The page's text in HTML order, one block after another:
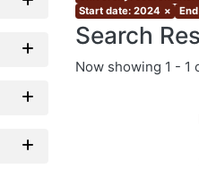
Start date: 2024 ×
Search
Now showing 1 - 1